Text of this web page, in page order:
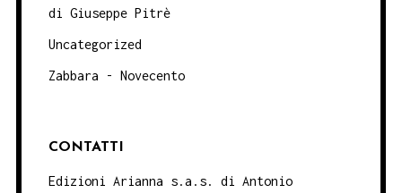
di Giuseppe Pitrè
Uncategorized
Zabbara - Novecento
CONTATTI
Edizioni Arianna s.a.s. di Antonio